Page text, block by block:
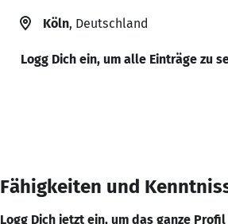
Köln, Deutschland
Logg Dich ein, um alle Einträge zu
Fähigkeiten und
Logg Dich jetzt ein, um das ganze Profil